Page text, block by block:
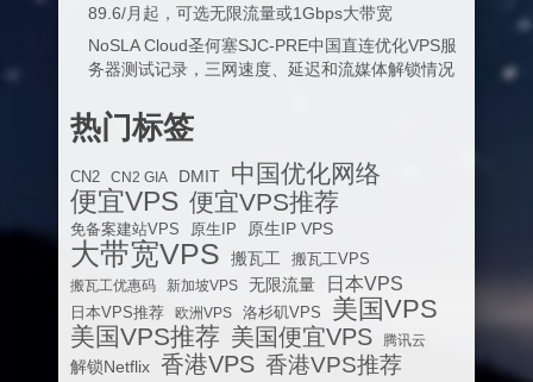
89.6/月起，可选无限流量或1Gbps大带宽
NoSLA Cloud圣何塞SJC-PRE中国直连优化VPS服
务器测试记录，三网速度、延迟和流媒体解锁情况
热门标签
CN2 CN2 GIA DMIT 中国优化网络
便宜VPS 便宜VPS推荐
免备案建站VPS 原生IP 原生IP VPS
大带宽VPS 搬瓦工
搬瓦工VPS
搬瓦工优惠码
新加坡VPS 无限流量 日本VPS
日本VPS推荐 欧洲VPS 洛杉矶VPS 美国VPS
美国VPS推荐 美国便宜VPS 腾讯云
解锁Netflix 香港VPS 香港VPS推荐